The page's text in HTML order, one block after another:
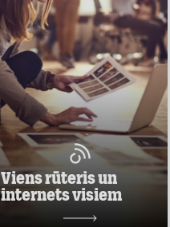
Viens rūteris un
internets visiem
noformē
pieteikumu tepat
atvedīsim bez
maksas
ņem rūteri līdzi un
lieto internetu
visur
Pārbaudi, kas
vislabāk der tavā
adresē un noformē
darījumu!
Uzzināt vairāk
10,98 €/mēn.